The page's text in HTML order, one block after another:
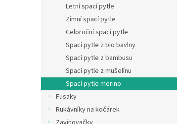
Letní spací pytle
Zimní spací pytle
Celoroční spací pytle
Spací pytle z bio bavlny
Spací pytle z bambusu
Spací pytle z mušelínu
Spací pytle merino
Fusaky
Rukávníky na kočárek